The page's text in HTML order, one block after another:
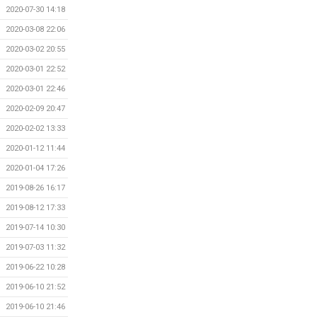
2020-07-30 14:18
2020-03-08 22:06
2020-03-02 20:55
2020-03-01 22:52
2020-03-01 22:46
2020-02-09 20:47
2020-02-02 13:33
2020-01-12 11:44
2020-01-04 17:26
2019-08-26 16:17
2019-08-12 17:33
2019-07-14 10:30
2019-07-03 11:32
2019-06-22 10:28
2019-06-10 21:52
2019-06-10 21:46